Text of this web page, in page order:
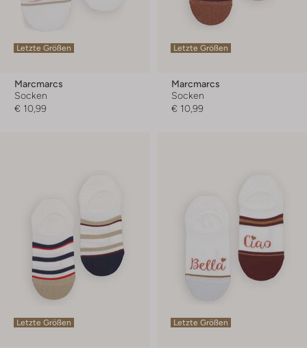
Letzte Größen
Marcmarcs
Socken
€ 10,99
Letzte Größen
Marcmarcs
Socken
€ 10,99
Letzte Größen Letzte Größen